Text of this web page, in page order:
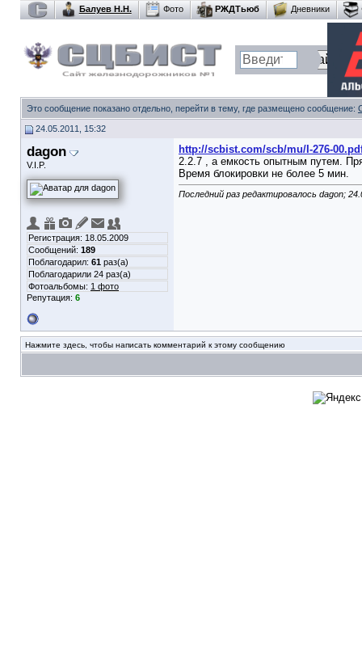
Балуев Н.Н. Фото РЖДТьюб Дневники
Это сообщение показано отдельно, перейти в тему, где размещено сообщение:
24.05.2011, 15:32
dagon
V.I.P.
Регистрация: 18.05.2009
Сообщений: 189
Поблагодарил: 61 раз(а)
Поблагодарили 24 раз(а)
Фотоальбомы: 1 фото
Репутация: 6
http://scbist.com/scb/mu/I-276-
2.2.7 , а емкость опытным путем.
Время блокировки не более 5 мин.
Последний раз редактировалось dagon;
Нажмите здесь, чтобы написать комментарий к этому сообщению